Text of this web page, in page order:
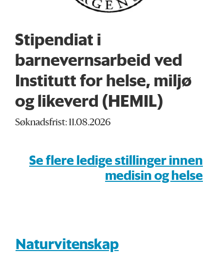
Stipendiat i
barnevernsarbeid ved
Institutt for helse, miljø
og likeverd (HEMIL)
Søknadsfrist: 11.08.2026
Se flere ledige stillinger innen
medisin og helse
Naturvitenskap